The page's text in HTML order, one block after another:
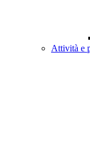
Attività e